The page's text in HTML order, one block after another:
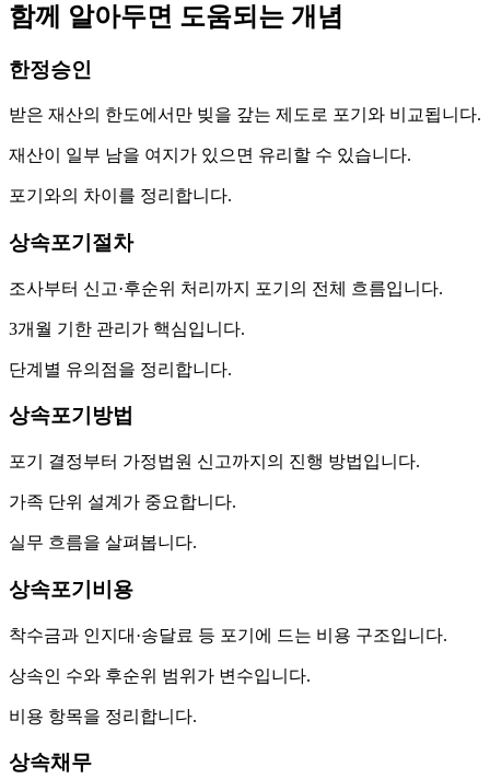
함께 알아두면 도움되는 개념
한정승인
받은 재산의 한도에서만 빚을 갚는 제도로 포기와 비교됩니다.
재산이 일부 남을 여지가 있으면 유리할 수 있습니다.
포기와의 차이를 정리합니다.
상속포기절차
조사부터 신고·후순위 처리까지 포기의 전체 흐름입니다.
3개월 기한 관리가 핵심입니다.
단계별 유의점을 정리합니다.
상속포기방법
포기 결정부터 가정법원 신고까지의 진행 방법입니다.
가족 단위 설계가 중요합니다.
실무 흐름을 살펴봅니다.
상속포기비용
착수금과 인지대·송달료 등 포기에 드는 비용 구조입니다.
상속인 수와 후순위 범위가 변수입니다.
비용 항목을 정리합니다.
상속채무